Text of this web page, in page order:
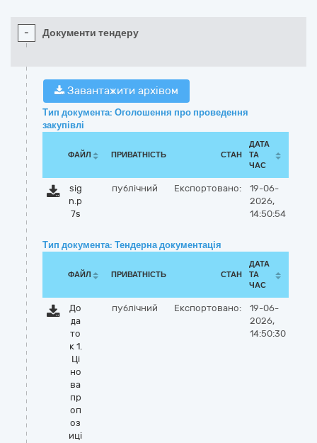
- Документи тендеру
Завантажити архівом
Тип документа: Оголошення про проведення
закупівлі
ФАЙЛ ПРИВАТНІСТЬ СТАН
ДАТА
ТА
ЧАС
sig
n.p
7s
публічний Експортовано:
19-06-
2026,
14:50:54
Тип документа: Тендерна документація
ФАЙЛ ПРИВАТНІСТЬ СТАН
ДАТА
ТА
ЧАС
До
да
то
к 1.
Ці
но
ва
пр
оп
оз
иці
публічний Експортовано:
19-06-
2026,
14:50:30